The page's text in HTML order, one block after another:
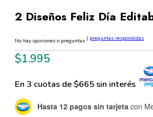
2 Diseños Feliz Día
No hay opiniones o preguntas | preguntas respondidas
$1.995
En 3 cuotas de $665 sin interés
Hasta 12 pagos sin tarjeta con